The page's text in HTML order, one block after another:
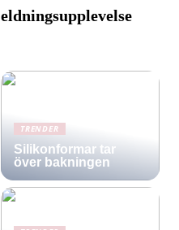
eldningsupplevelse
TRENDER
Silikonformar tar
över bakningen